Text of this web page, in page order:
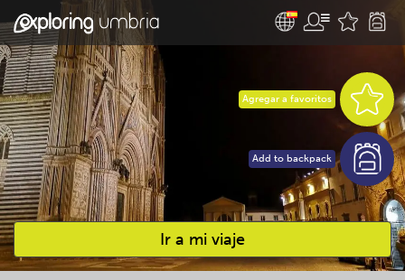
Ir a mi viaje
Agregar a favoritos
Add to backpack